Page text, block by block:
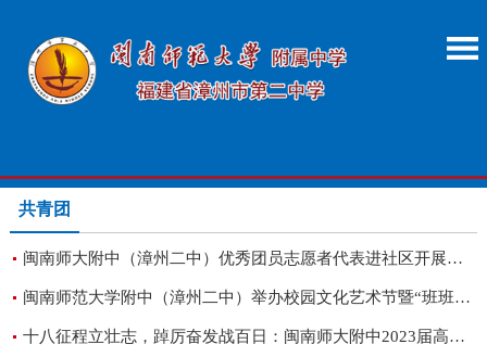
共青团
闽南师大附中（漳州二中）优秀团员志愿者代表进社区开展志愿服务行动
闽南师范大学附中（漳州二中）举办校园文化艺术节暨“班班有歌声”比赛活动
十八征程立壮志，踔厉奋发战百日：闽南师大附中2023届高三成人礼暨高考百日誓师大会